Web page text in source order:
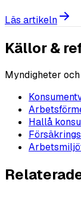
Läs artikeln
Källor &
Myndigheter
Hallå